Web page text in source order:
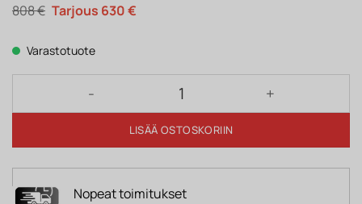
808€ Alkuperäinen
hinta
808 €.
630€Nykyinen
Varastotuote
Liukuovikaappi GASTON 150 OG artisan tammi
LISÄÄ OSTOSKORIIN
Nopeat toimitukset